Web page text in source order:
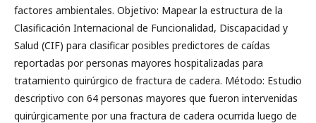
factores ambientales. Objetivo: Mapear la estructura de la
Clasificación Internacional de Funcionalidad, Discapacidad y
Salud (CIF) para clasificar posibles predictores de caídas
reportadas por personas mayores hospitalizadas para
tratamiento quirúrgico de fractura de cadera. Método: Estudio
descriptivo con 64 personas mayores que fueron intervenidas
quirúrgicamente por una fractura de cadera ocurrida luego de